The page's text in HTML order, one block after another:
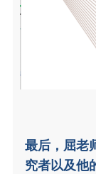
最后，屈老
究者以及他